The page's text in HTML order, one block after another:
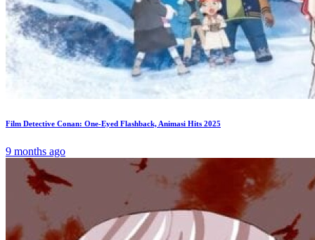
Film Detective Conan: One-Eyed Flashback, Animasi Hits 2025
9 months ago